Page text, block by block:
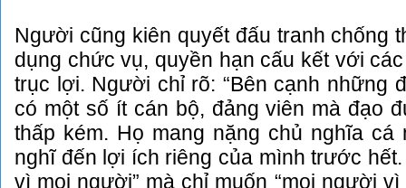
Người cũng kiên quyết đấu tranh chống
dụng chức vụ, quyền hạn cấu kết với
trục lợi. Người chỉ rõ: “Bên cạnh những
có một số ít cán bộ, đảng viên mà đạo
thấp kém. Họ mang nặng chủ nghĩa cá
nghĩ đến lợi ích riêng của mình trước hết.
vì mọi người” mà chỉ muốn “mọi người vì